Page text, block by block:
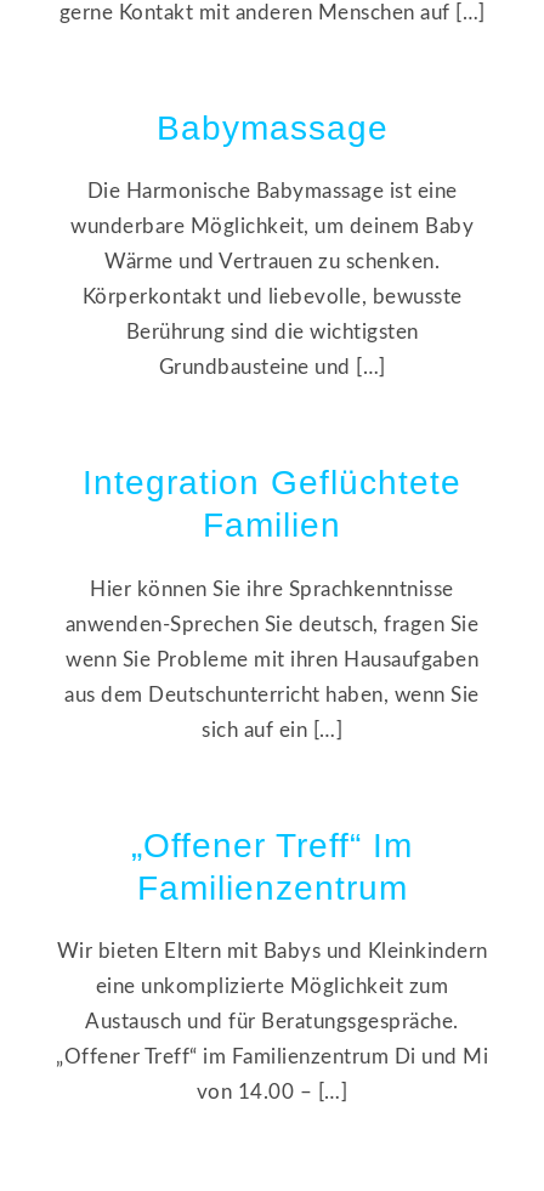
gerne Kontakt mit anderen Menschen auf […]
Babymassage
Die Harmonische Babymassage ist eine
wunderbare Möglichkeit, um deinem Baby
Wärme und Vertrauen zu schenken.
Körperkontakt und liebevolle, bewusste
Berührung sind die wichtigsten
Grundbausteine und […]
Integration Geflüchtete
Familien
Hier können Sie ihre Sprachkenntnisse
anwenden-Sprechen Sie deutsch, fragen Sie
wenn Sie Probleme mit ihren Hausaufgaben
aus dem Deutschunterricht haben, wenn Sie
sich auf ein […]
„Offener Treff“ Im
Familienzentrum
Wir bieten Eltern mit Babys und Kleinkindern
eine unkomplizierte Möglichkeit zum
Austausch und für Beratungsgespräche.
„Offener Treff“ im Familienzentrum Di und Mi
von 14.00 – […]